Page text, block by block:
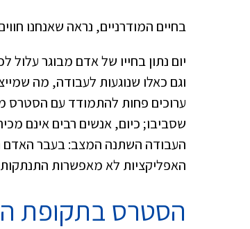
בחיים המודרניים, נראה שאנחנו
יום נתון בחייו של אדם מבוגר
וגם כאלו שנוגעות לעבודה, מה
ערוכים פחות להתמודד עם הסטרס
שסביבו; כיום, אנשים רבים אינם
העבודה השתנה המצב: בעבר האדם
האפליקציות לא מאפשרות התנתקות
הסטרס בתקופת